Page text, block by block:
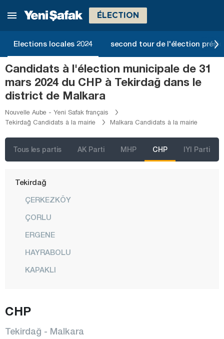
ÉLECTION
Elections locales 2024 second tour de l'élection
Candidats à l'élection municipale de 31
mars 2024 du CHP à Tekirdağ dans le
district de Malkara
Nouvelle Aube - Yeni Safak français
Tekirdağ Candidats à la mairie
Malkara Candidats à la mairie
Tous les partis AK Parti MHP CHP IYI Parti
Osmaniye
Sakarya
Samsun
Şanlıurfa
Siirt
Sinop
Sivas
Tekirdağ
ÇERKEZKÖY
ÇORLU
ERGENE
HAYRABOLU
KAPAKLI
MARMARAEREĞLİSİ
MURATLI
CHP
Tekirdağ - Malkara